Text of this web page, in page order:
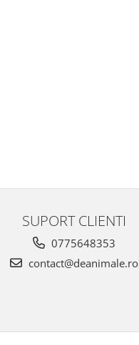
SUPORT CLIENTI
0775648353
contact@deanimale.ro